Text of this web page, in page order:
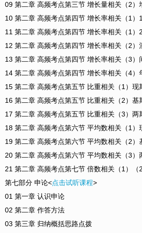
09 第二章 高频考点第三节 增长量相关（2）
10 第二章 高频考点第四节 增长率相关（1）
11 第二章 高频考点第四节 增长率相关（1）
12 第二章 高频考点第四节 增长率相关（2）
13 第二章 高频考点第四节 增长率相关（3）
14 第二章 高频考点第四节 增长率相关（4）
15 第二章 高频考点第五节 比重相关（1）现
16 第二章 高频考点第五节 比重相关（2）基
17 第二章 高频考点第五节 比重相关（3）两
18 第二章 高频考点第六节 平均数相关（1）
19 第二章 高频考点第六节 平均数相关（2）
20 第二章 高频考点第六节 平均数相关（3）
21 第二章 高频考点第七节 倍数相关（1）（
第七部分 申论<点击试听课程>
01 第一章 认识申论
02 第二章 作答方法
03 第三章 归纳概括思路点拨